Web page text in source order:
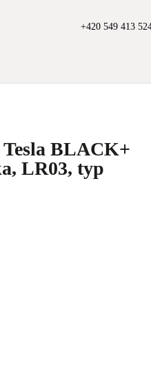
+420 549 413
BLACK+
LR03, typ